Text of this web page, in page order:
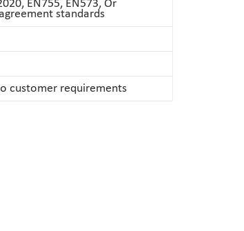
EN755, EN573, Or
standards
customer requirements